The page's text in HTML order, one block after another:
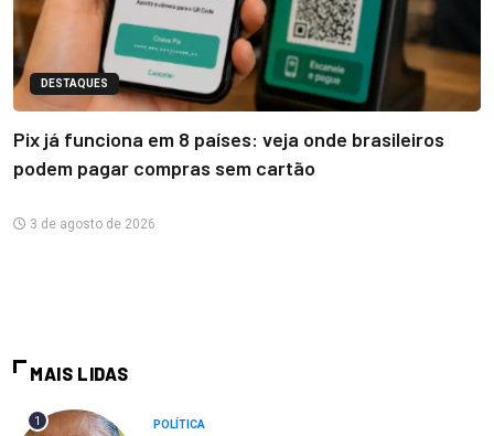
DESTAQUES
Pix já funciona em 8 países: veja onde brasileiros
podem pagar compras sem cartão
3 de agosto de 2026
MAIS LIDAS
1 POLÍTICA